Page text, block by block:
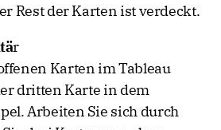
Rest der Karten ist verdeckt.
r
Karten im Tableau
dritten Karte in dem
Arbeiten Sie sich durch